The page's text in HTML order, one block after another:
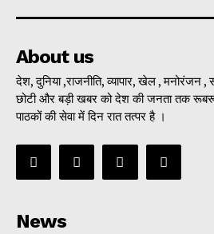
About us
देश, दुनिया ,राजनीति, व्यापार, खेल , मनोरंजन ,
छोटी और बड़ी खबर को देश की जनता तक
पाठकों की सेवा में दिन रात तत्पर है ।
News